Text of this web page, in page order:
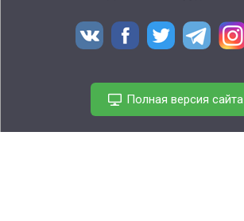
Полная версия сайта